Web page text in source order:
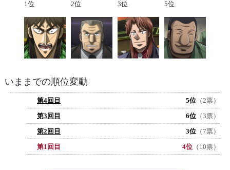
1位 2位 3位 5位
いままでの順位変動
第4回目 5位 （2票）
第3回目
6位 （3票）
第2回目
3位 （7票）
第1回目
4位 （10票）